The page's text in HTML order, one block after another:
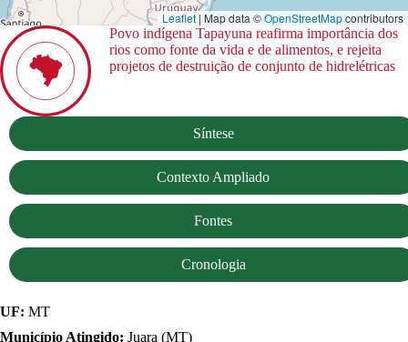
Leaflet | Map data ©OpenStreetMapcontributors
Povo indígena Tapayuna reafirma importância dos
rios como fonte da vida e de alimentos, e rejeita
projetos de destruição de conjunto de hidrelétricas
Síntese
Contexto Ampliado
Fontes
Cronologia
UF: MT
Município Atingido: Juara (MT)